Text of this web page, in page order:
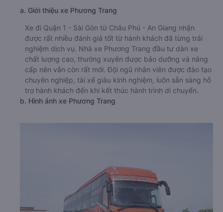
a. Giới thiệu xe Phương Trang
Xe đi Quận 1 - Sài Gòn từ Châu Phú - An Giang nhận
được rất nhiều đánh giá tốt từ hành khách đã từng trải
nghiệm dịch vụ. Nhà xe Phương Trang đầu tư dàn xe
chất lượng cao, thường xuyên được bảo dưỡng và nâng
cấp nên vẫn còn rất mới. Đội ngũ nhân viên được đào tạo
chuyên nghiệp, tài xế giàu kinh nghiệm, luôn sẵn sàng hỗ
trợ hành khách đến khi kết thúc hành trình di chuyển.
b. Hình ảnh xe Phương Trang